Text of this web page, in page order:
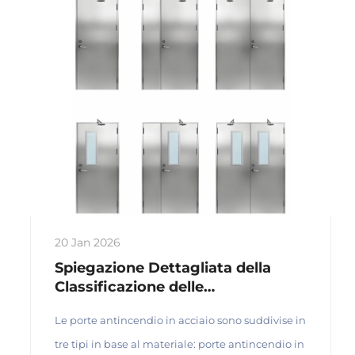
20 Jan 2026
Spiegazione Dettagliata della
Classificazione delle
Materiali, Vantaggi e Applicazioni
Le porte antincendio in acciaio sono suddivise in
tre tipi in base al materiale: porte antincendio in